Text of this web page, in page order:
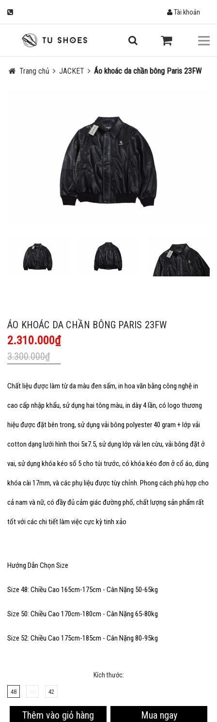
Tài khoản
Trang chủ JACKET Áo khoác da chần bông Paris 23FW
ÁO KHOÁC DA CHẦN BÔNG PARIS 23FW
2.310.000₫
3.300.000₫
Chất liệu được làm từ da màu đen sấm, in hoa văn bằng công nghệ in
cao cấp nhập khẩu, sử dụng hai tông màu, in dày 4 lần, có logo thương
hiệu được đặt bên trong, sử dụng vải bông polyester 40 gram + lớp vải
cotton dạng lưới hình thoi 5x7.5, sử dụng lớp vải len cừu, vải bông đặt ở
vai, sử dụng khóa kéo số 5 cho túi trước, có khóa kéo đơn ở cổ áo, dùng
khóa cài 17mm, và các phụ liệu được tùy chỉnh. Phong cách phù hợp cho
cả nam và nữ, có đầy đủ cảm giác đường phố, chất lượng sản phẩm rất
tốt với các chi tiết làm việc cực kỳ tinh xảo
Hướng Dẫn Chọn Size
Size 48: Chiều Cao 165cm-175cm - Cân Nặng 50-65kg
Size 50: Chiều Cao 170cm-180cm - Cân Nặng 65-80kg
Size 52: Chiều Cao 175cm-185cm - Cân Nặng 80-95kg
Kích thước:
48 42
Thêm vào giỏ hàng Mua ngay